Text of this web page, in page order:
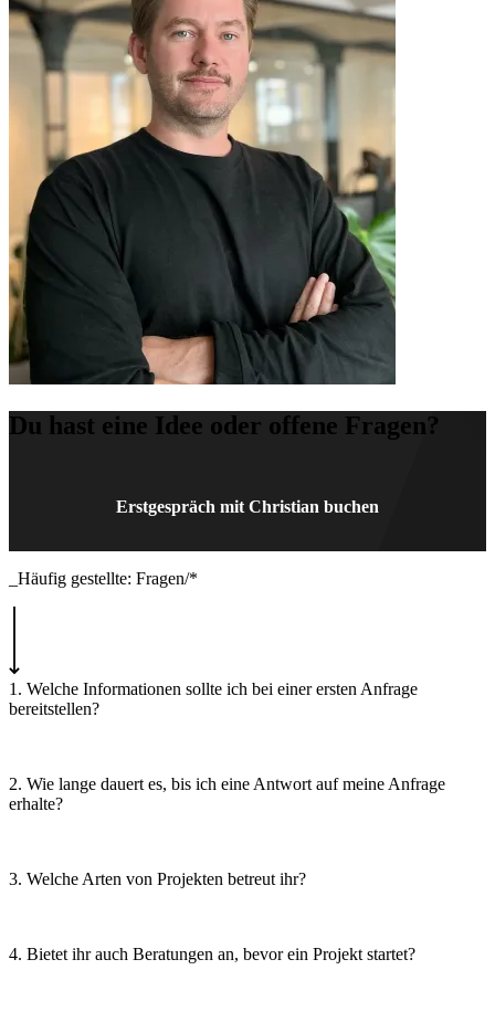
Du hast eine Idee oder offene Fragen?
Erstgespräch mit Christian buchen
_Häufig gestellte: Fragen/*
1. Welche Informationen sollte ich bei einer ersten Anfrage
bereitstellen?
2. Wie lange dauert es, bis ich eine Antwort auf meine Anfrage
erhalte?
3. Welche Arten von Projekten betreut ihr?
4. Bietet ihr auch Beratungen an, bevor ein Projekt startet?